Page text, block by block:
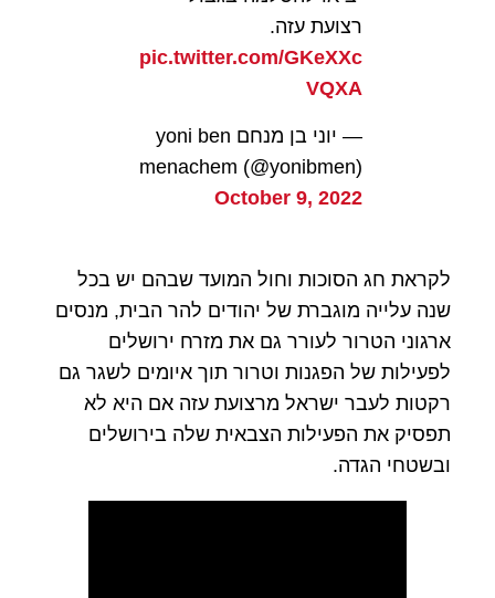
רצועת עזה.
pic.twitter.com/GKeXXc
VQXA
— יוני בן מנחם yoni ben
menachem (@yonibmen)
October 9, 2022
לקראת חג הסוכות וחול המועד שבהם יש בכל
שנה עלייה מוגברת של יהודים להר הבית, מנסים
ארגוני הטרור לעורר גם את מזרח ירושלים
לפעילות של הפגנות וטרור תוך איומים לשגר גם
רקטות לעבר ישראל מרצועת עזה אם היא לא
תפסיק את הפעילות הצבאית שלה בירושלים
ובשטחי הגדה.